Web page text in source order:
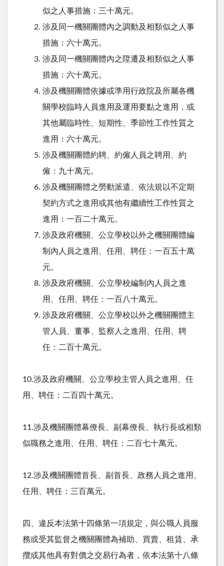
似之人事措施：三十萬元。
涉及同一機關團體內之調動及相類似之人事
措施：六十萬元。
涉及同一機關團體內之陞遷及相類似之人事
措施：六十萬元。
涉及機關團體依據或準用行政院及所屬各機
關學校臨時人員進用及運用要點之進用，或
其他屬臨時性、短期性、季節性工作性質之
進用：六十萬元。
涉及機關團體約聘、約僱人員之聘用、約
僱：九十萬元。
涉及機關團體之勞動派遣、依法規以不定期
契約方式之進用或其他有繼續性工作性質之
進用：一百二十萬元。
涉及政府機關、公立學校以外之機關團體編
制內人員之進用、任用、聘任：一百五十萬
元。
涉及政府機關、公立學校編制內人員之進
用、任用、聘任：一百八十萬元。
涉及政府機關、公立學校以外之機關團體主
管人員、董事、監察人之進用、任用、聘
任：二百十萬元。
10.涉及政府機關、公立學校主管人員之進用、任
用、聘任：二百四十萬元。
11.涉及機關團體幕僚長、副幕僚長、執行長或相類
似職務之進用、任用、聘任：二百七十萬元。
12.涉及機關團體首長、副首長、政務人員之進用、
任用、聘任：三百萬元。
四、違反本法第十四條第一項規定，與公職人員服
務或受其監督之機關團體為補助、買賣、租賃、承
攬或其他具有對價之交易行為者，依本法第十八條